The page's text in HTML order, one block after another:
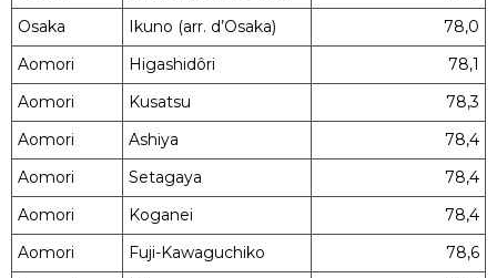
Osaka
Ikuno (arr. d’Osaka)
78,0
Aomori
Higashidôri
78,1
Aomori
Kusatsu
78,3
Aomori
Ashiya
78,4
Aomori
Setagaya
78,4
Aomori
Koganei
78,4
Aomori
Fuji-Kawaguchiko
78,6